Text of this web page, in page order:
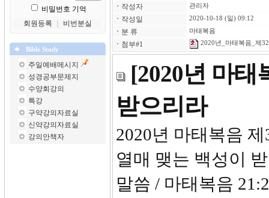
비밀번호 기억
회원등록
비번분실
Bible Study
주일예배메시지
성경공부문제지
수양회강의
특강
구약강의자료실
신약강의자료실
강의안책자
ㆍ 작성자 관리자
ㆍ 작성일 2020-10-18 (일) 09:12
ㆍ 분 류 마태복음
ㆍ 첨부#1 2020년_마태복음_제
[2020년 마태
받으리라
2020년 마
열매 맺는 백성이
말씀 / 마태복음